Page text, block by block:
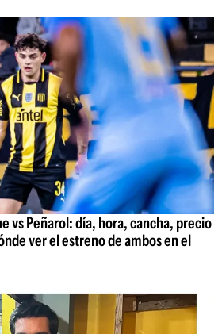
vs Peñarol: día, hora, cancha, precio
ver el estreno de ambos en el